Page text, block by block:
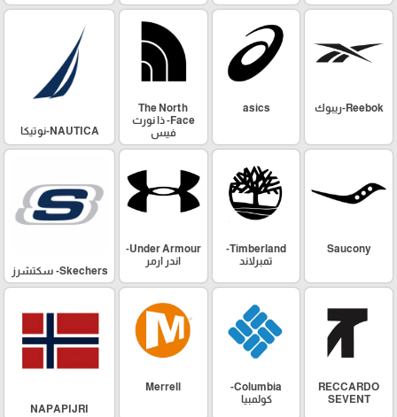
Reebok-ريبوك asics
The North
Face- ذا نورث
فيس
NAUTICA-نوتيكا
Saucony
Timberland-
تمبرلاند
Under Armour-
اندر ارمر
Skechers- سكتشرز
RECCARDO
SEVENT
Columbia-
كولمبيا
Merrell
NAPAPIJRI